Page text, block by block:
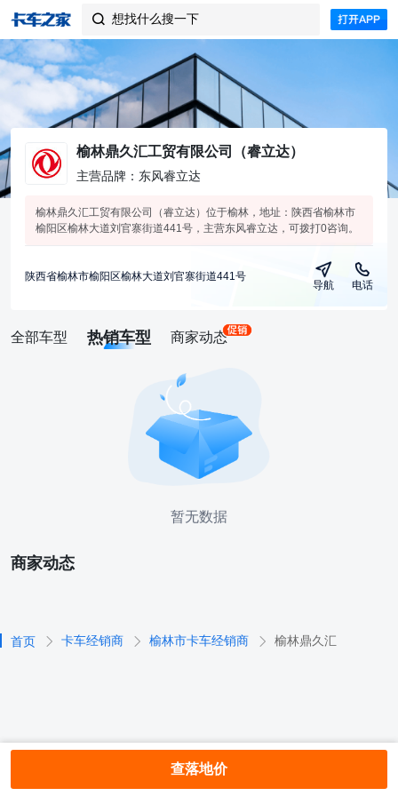
 想找什么搜一下
榆林鼎久汇工贸有限公司（睿立达）
主营品牌：东风睿立达
榆林鼎久汇工贸有限公司（睿立达）位于榆林，地址：陕西省榆林市
榆阳区榆林大道刘官寨街道441号，主营东风睿立达，可拨打0咨询。
陕西省榆林市榆阳区榆林大道刘官寨街道441号
导航 电话
全部车型 热销车型 商家动态
暂无数据
商家动态
首页 卡车经销商 榆林市卡车经销商 榆林鼎久汇
查落地价